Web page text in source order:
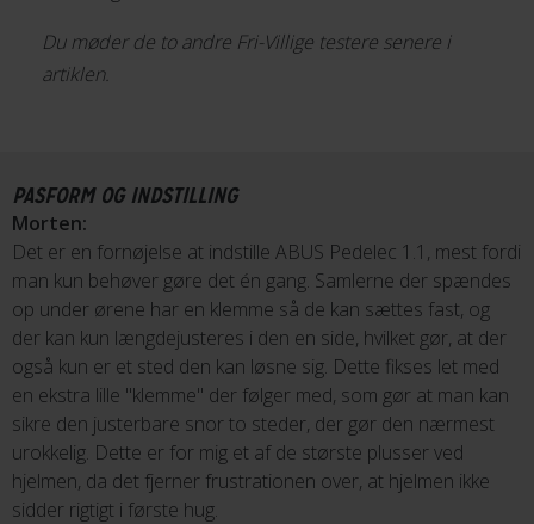
Du møder de to andre Fri-Villige testere senere i
artiklen.
PASFORM OG INDSTILLING
Morten:
Det er en fornøjelse at indstille ABUS Pedelec 1.1, mest fordi
man kun behøver gøre det én gang. Samlerne der spændes
op under ørene har en klemme så de kan sættes fast, og
der kan kun længdejusteres i den en side, hvilket gør, at der
også kun er et sted den kan løsne sig. Dette fikses let med
en ekstra lille "klemme" der følger med, som gør at man kan
sikre den justerbare snor to steder, der gør den nærmest
urokkelig. Dette er for mig et af de største plusser ved
hjelmen, da det fjerner frustrationen over, at hjelmen ikke
sidder rigtigt i første hug.